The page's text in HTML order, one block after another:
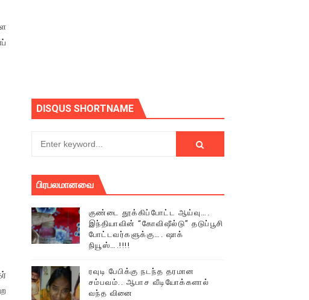
சுவிஸ் (செய்தியும்,படங்களும்..)
போராட்டத்தில் திரண்ட தமிழ்மக்கள்!!
DISQUS SHORTNAME
பிரபலமானவை
குண்டை தூக்கிப்போட்ட ஆய்வு….
இந்தியாவின் “கோவிஷீல்டு” தடுப்பூசி
போட்டவர்களுக்கு…. ஷாக்
நியூஸ்….!!!!
ரவுடி பேபிக்கு நடந்த தரமான
சம்பவம்.. ஆபாச வீடியோக்களால்
வந்த வினை